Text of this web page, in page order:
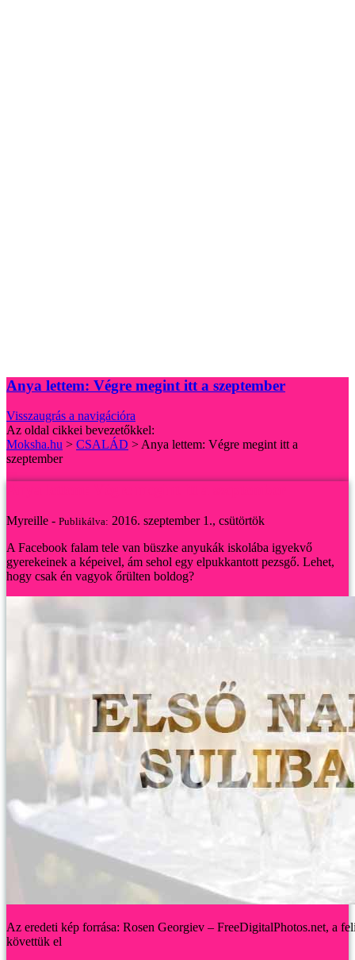
Anya lettem: Végre megint itt a szeptember
Visszaugrás a navigációra
Az oldal cikkei bevezetőkkel:
Moksha.hu > CSALÁD >Anya lettem: Végre megint itt a
szeptember
Myreille - Publikálva: 2016. szeptember 1., csütörtök
A Facebook falam tele van büszke anyukák iskolába igyekvő
gyerekeinek a képeivel, ám sehol egy elpukkantott pezsgő. Lehet,
hogy csak én vagyok őrülten boldog?
Az eredeti kép forrása: Rosen Georgiev – FreeDigitalPhotos.net, a
követtük el